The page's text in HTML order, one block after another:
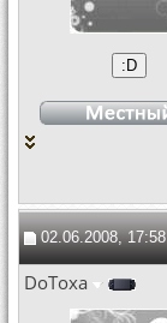
02.06.2008, 17:58
DoToxa